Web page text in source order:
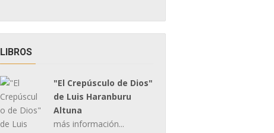
LIBROS
"El Crepúsculo de Dios"
de Luis Haranburu
Altuna
más información...